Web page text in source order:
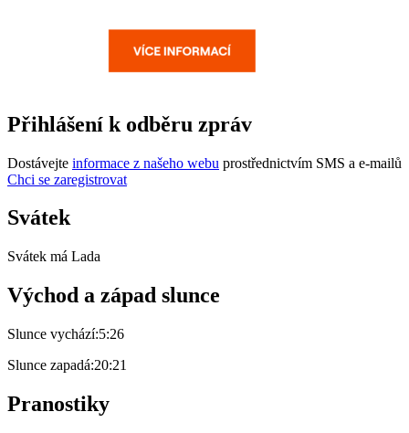
Přihlášení k odběru zpráv
Dostávejte informace z našeho webu prostřednictvím SMS a e-mailů
Chci se zaregistrovat
Svátek
Svátek má Lada
Východ a západ slunce
Slunce vychází:5:26
Slunce zapadá:20:21
Pranostiky